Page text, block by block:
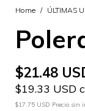
Home / ÚLTIMAS
$21.48
$19.33 USD
$17.75 USD Precio sin